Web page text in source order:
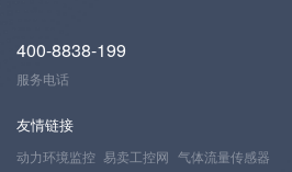
400-8838-199
服务电话
友情链接
动力环境监控 易卖工控网 气体流量传感器